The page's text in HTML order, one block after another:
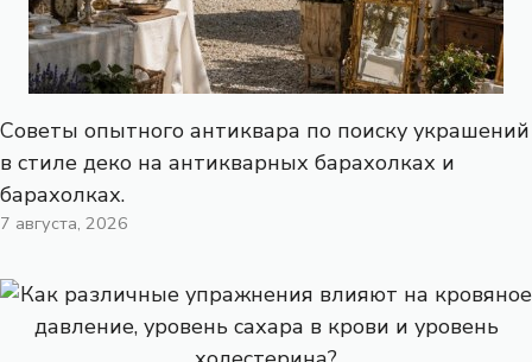
Советы опытного антиквара по поиску украшений
в стиле деко на антикварных барахолках и
барахолках.
7 августа, 2026